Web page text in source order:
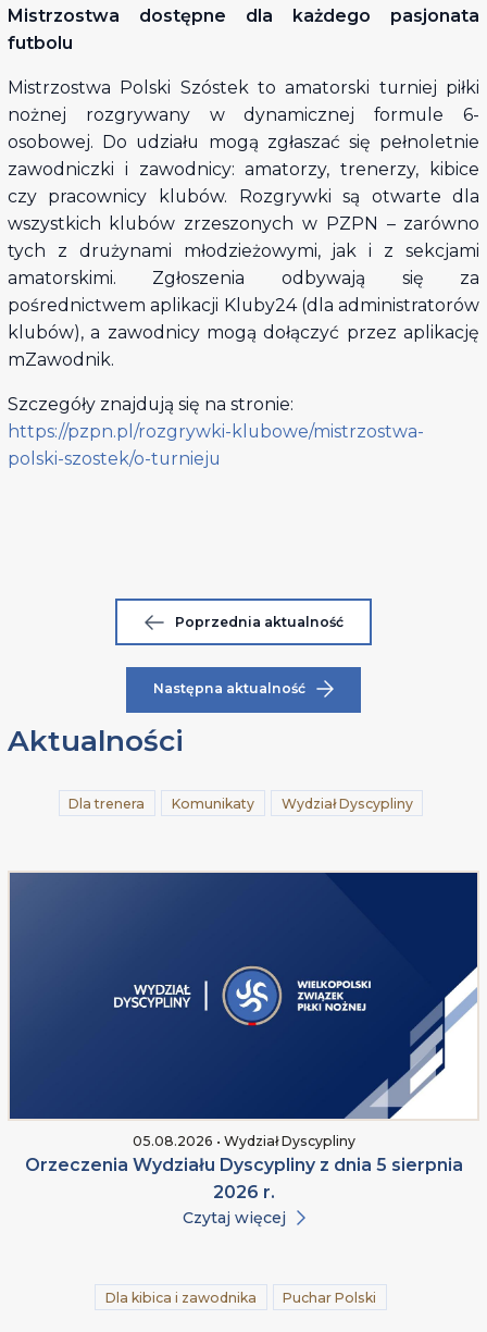
Mistrzostwa dostępne dla każdego pasjonata
futbolu
Mistrzostwa Polski Szóstek to amatorski turniej piłki
nożnej rozgrywany w dynamicznej formule 6-
osobowej. Do udziału mogą zgłaszać się pełnoletnie
zawodniczki i zawodnicy: amatorzy, trenerzy, kibice
czy pracownicy klubów. Rozgrywki są otwarte dla
wszystkich klubów zrzeszonych w PZPN – zarówno
tych z drużynami młodzieżowymi, jak i z sekcjami
amatorskimi. Zgłoszenia odbywają się za
pośrednictwem aplikacji Kluby24 (dla administratorów
klubów), a zawodnicy mogą dołączyć przez aplikację
mZawodnik.
Szczegóły znajdują się na stronie:
https://pzpn.pl/rozgrywki-klubowe/mistrzostwa-
polski-szostek/o-turnieju
Poprzednia aktualność
Następna aktualność
Aktualności
Dla trenera Komunikaty Wydział Dyscypliny
05.08.2026 • Wydział Dyscypliny
Orzeczenia Wydziału Dyscypliny z dnia 5 sierpnia
2026 r.
Czytaj więcej
Dla kibica i zawodnika Puchar Polski